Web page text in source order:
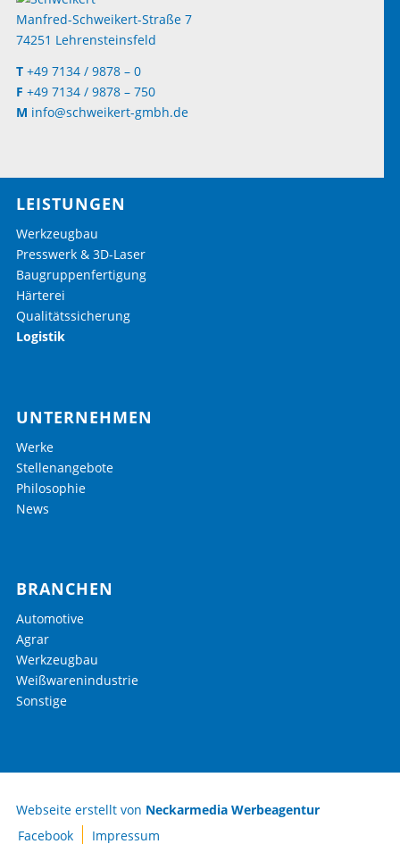
Manfred-Schweikert-Straße 7
74251 Lehrensteinsfeld
T+49 7134 / 9878 – 0
F +49 7134 / 9878 – 750
M info@schweikert-gmbh.de
LEISTUNGEN
Werkzeugbau
Presswerk & 3D-Laser
Baugruppenfertigung
Härterei
Qualitätssicherung
Logistik
UNTERNEHMEN
Werke
Stellenangebote
Philosophie
News
BRANCHEN
Automotive
Agrar
Werkzeugbau
Weißwarenindustrie
Sonstige
Webseite erstellt von Neckarmedia Werbeagentur
Facebook
Impressum